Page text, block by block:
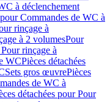
à déclenchement
Commandes de WC à
rinçage à
à 2 volumesPour
rinçage à
WCPièces détachées
Sets gros œuvrePièces
de WC à
détachées pour Pour